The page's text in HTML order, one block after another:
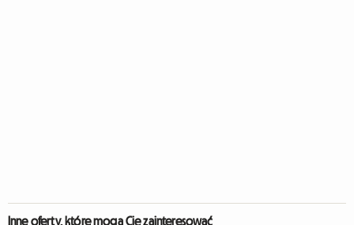
Inne oferty, które mogą Cię zainteresować